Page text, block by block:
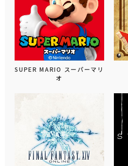
SUPER MARIO スーパーマリ
オ